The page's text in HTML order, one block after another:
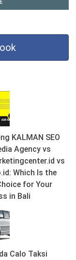
KALMAN SEO
Agency vs
vs
Which Is the
for Your
in Bali
Calo Taksi